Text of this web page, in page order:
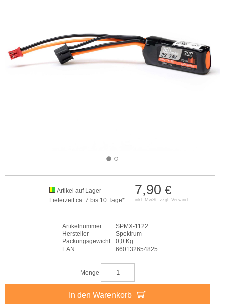
7,90 €
inkl. MwSt. zzgl. Versand
Artikel auf Lager
Lieferzeit ca. 7 bis 10 Tage*
Artikelnummer
SPMX-1122
Hersteller
Spektrum
Packungsgewicht
0,0 Kg
EAN
660132654825
Menge
In den Warenkorb